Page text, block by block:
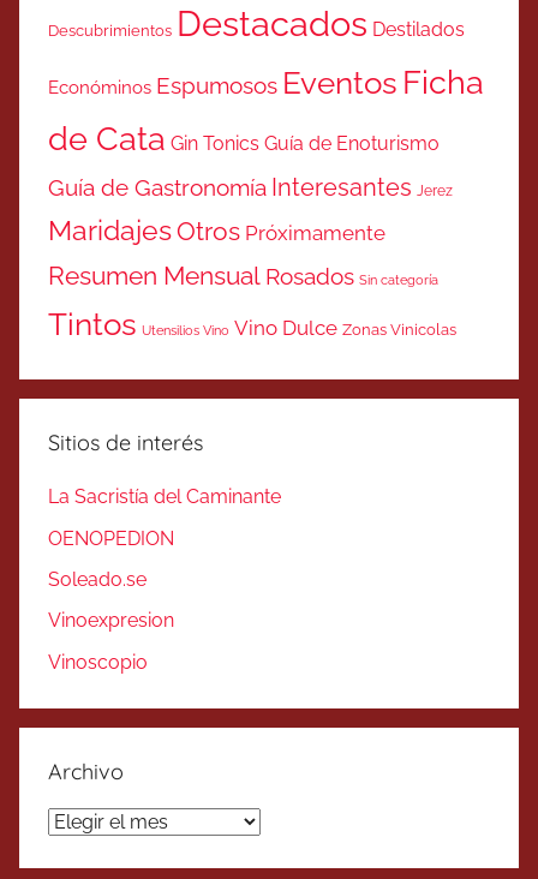
Descubrimientos Destacados Destilados
Económinos Espumosos Eventos Ficha
de Cata Gin Tonics Guía de Enoturismo
Guía de Gastronomía Interesantes Jerez
MaridajesOtros Próximamente
Resumen Mensual Rosados Sin categoría
Tintos Utensilios Vino Vino Dulce Zonas Vinicolas
Sitios de interés
La Sacristía del Caminante
OENOPEDION
Soleado.se
Vinoexpresion
Vinoscopio
Archivo
Archivo